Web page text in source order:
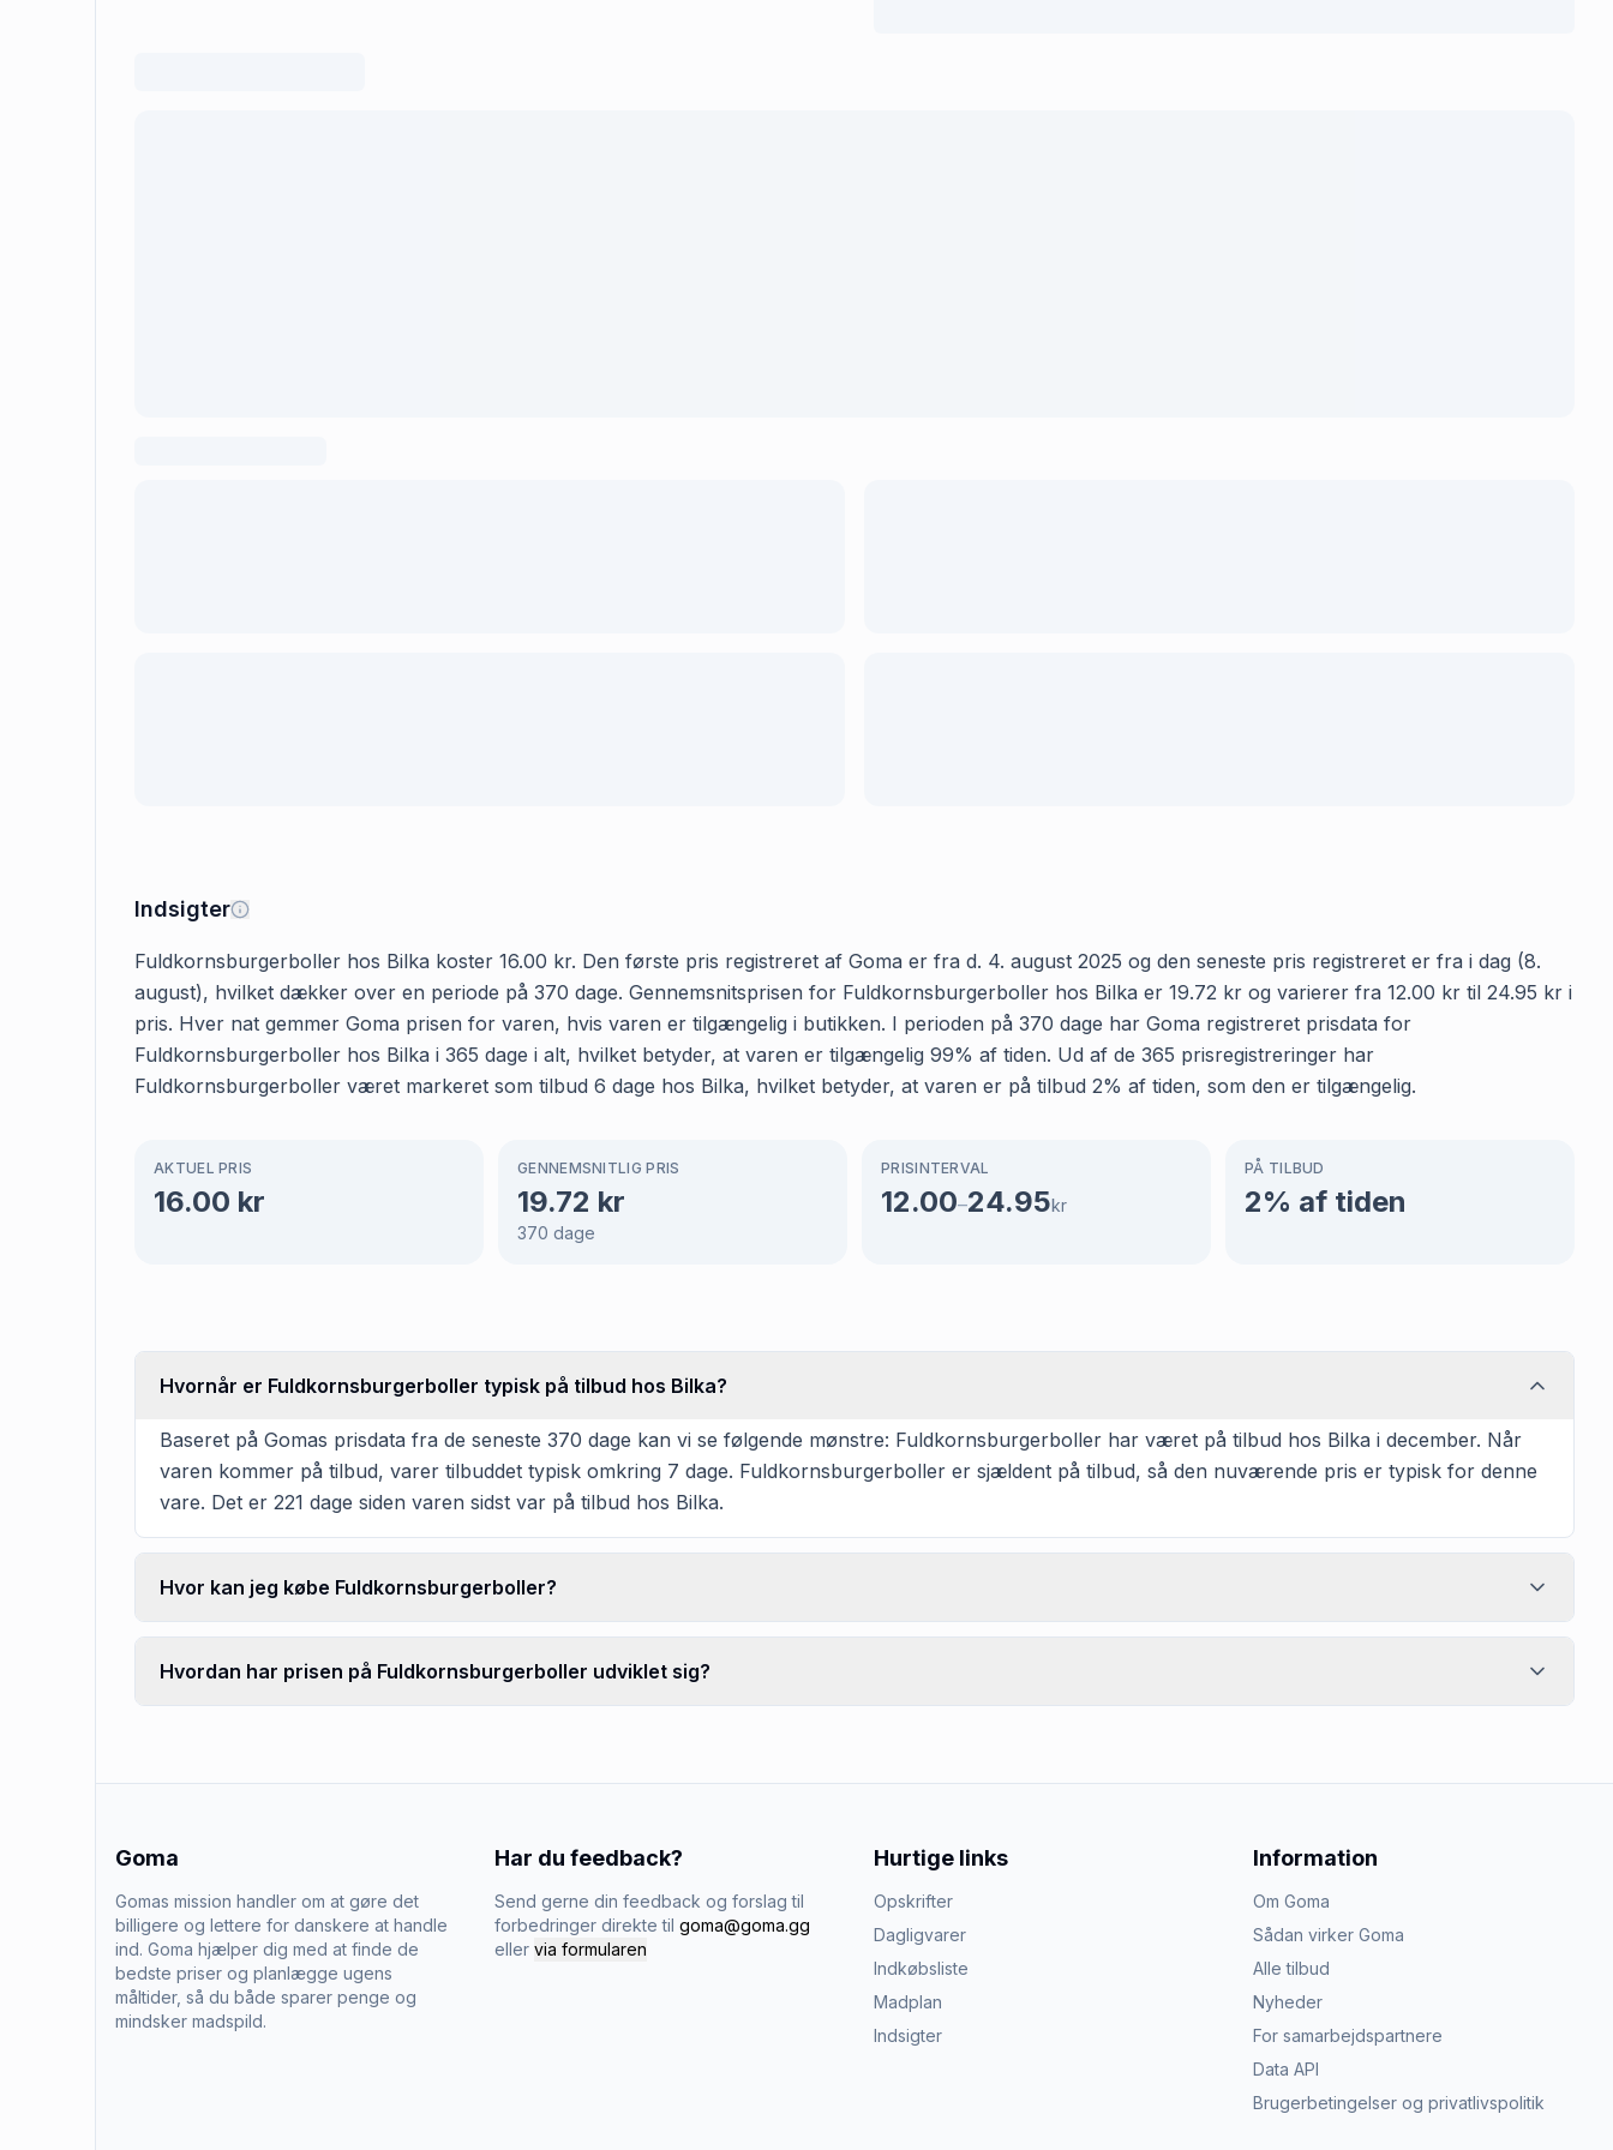
Indsigter
Fuldkornsburgerboller hos Bilka koster 16.00 kr. Den første pris registreret af Goma er fra d. 4. august 2025 og den seneste pris registreret er fra i dag (8.
august), hvilket dækker over en periode på 370 dage. Gennemsnitsprisen for Fuldkornsburgerboller hos Bilka er 19.72 kr og varierer fra 12.00 kr til 24.95 kr i
pris. Hver nat gemmer Goma prisen for varen, hvis varen er tilgængelig i butikken. I perioden på 370 dage har Goma registreret prisdata for
Fuldkornsburgerboller hos Bilka i 365 dage i alt, hvilket betyder, at varen er tilgængelig 99% af tiden. Ud af de 365 prisregistreringer har
Fuldkornsburgerboller været markeret som tilbud 6 dage hos Bilka, hvilket betyder, at varen er på tilbud 2% af tiden, som den er tilgængelig.
AKTUEL PRIS
16.00 kr
GENNEMSNITLIG PRIS
19.72 kr
370 dage
PRISINTERVAL
12.00–24.95kr
PÅ TILBUD
2% af tiden
Hvornår er Fuldkornsburgerboller typisk på tilbud hos Bilka?
Baseret på Gomas prisdata fra de seneste 370 dage kan vi se følgende mønstre: Fuldkornsburgerboller har været på tilbud hos Bilka i december. Når
varen kommer på tilbud, varer tilbuddet typisk omkring 7 dage. Fuldkornsburgerboller er sjældent på tilbud, så den nuværende pris er typisk for denne
vare. Det er 221 dage siden varen sidst var på tilbud hos Bilka.
Hvor kan jeg købe Fuldkornsburgerboller?
Hvordan har prisen på Fuldkornsburgerboller udviklet sig?
Goma
Gomas mission handler om at gøre det
billigere og lettere for danskere at handle
ind. Goma hjælper dig med at finde de
bedste priser og planlægge ugens
måltider, så du både sparer penge og
mindsker madspild.
Har du feedback?
Send gerne din feedback og forslag til
forbedringer direkte til goma@goma.gg
eller via formularen
Hurtige links
Opskrifter
Dagligvarer
Indkøbsliste
Madplan
Indsigter
Information
Om Goma
Sådan virker Goma
Alle tilbud
Nyheder
For samarbejdspartnere
Data API
Brugerbetingelser og privatlivspolitik